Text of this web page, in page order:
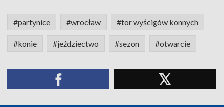
#partynice #wrocław #tor wyścigów konnych
#konie #jeździectwo #sezon #otwarcie